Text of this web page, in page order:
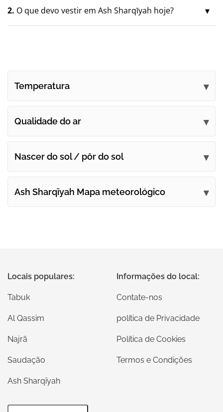
2. O que devo vestir em Ash Sharqīyah hoje?
Temperatura
Qualidade do ar
Nascer do sol / pôr do sol
Ash Sharqīyah Mapa meteorológico
Locais populares:
Tabuk
Al Qassim
Najrã
Saudação
Ash Sharqīyah
Informações do local:
Contate-nos
política de Privacidade
Política de Cookies
Termos e Condições